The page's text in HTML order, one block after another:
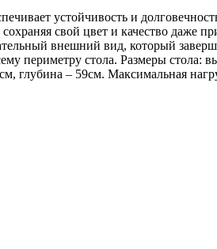
устойчивость и
свой цвет и качество даже
внешний вид, который
периметру стола. Размеры стола:
глубина – 59см. Максимальная